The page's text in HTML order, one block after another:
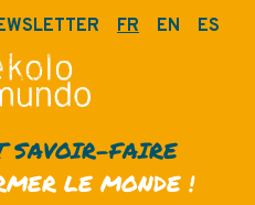
FR EN ES
SAVOIR-FAIRE
LE MONDE !